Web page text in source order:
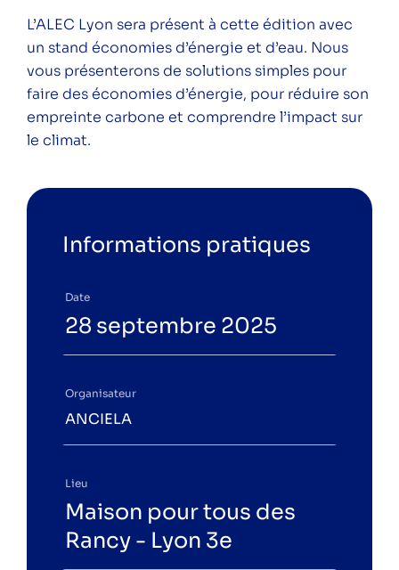
aider à l’installation des bornes de
recharge en copropriété en tant que
Syndic ?
Climatour – étape Rillieux-la-Pape –
Médiathèque
rénovation en copropriété
Mont-d’Or
Réunion d’information n°40 –
Catégories
Conférence
Public
Particuliers
L’ALEC Lyon sera présent à cette édition avec
un stand économies d’énergie et d’eau. Nous
vous présenterons de solutions simples pour
faire des économies d’énergie, pour réduire son
empreinte carbone et comprendre l’impact sur
le climat.
Informations pratiques
Date
28 septembre 2025
Organisateur
ANCIELA
Lieu
Maison pour tous des
Rancy - Lyon 3e